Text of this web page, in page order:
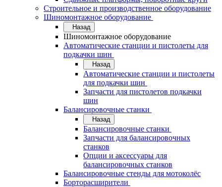
Строительное и производственное оборудование
Шиномонтажное оборудование
Назад
Шиномонтажное оборудование
Автоматические станции и пистолеты для
подкачки шин
Назад
Автоматические станции и пистолеты
для подкачки шин
Запчасти для пистолетов подкачки
шин
Балансировочные станки
Назад
Балансировочные станки
Запчасти для балансировочных
станков
Опции и аксессуары для
балансировочных станков
Балансировочные стенды для мотоколёс
Борторасширители